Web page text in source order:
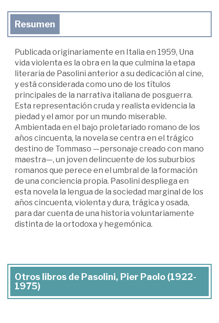
Resumen
Publicada originariamente en Italia en 1959, Una
vida violenta es la obra en la que culmina la etapa
literaria de Pasolini anterior a su dedicación al cine,
y está considerada como uno de los títulos
principales de la narrativa italiana de posguerra.
Esta representación cruda y realista evidencia la
piedad y el amor por un mundo miserable.
Ambientada en el bajo proletariado romano de los
años cincuenta, la novela se centra en el trágico
destino de Tommaso —personaje creado con mano
maestra—, un joven delincuente de los suburbios
romanos que perece en el umbral de la formación
de una conciencia propia. Pasolini despliega en
esta novela la lengua de la sociedad marginal de los
años cincuenta, violenta y dura, trágica y osada,
para dar cuenta de una historia voluntariamente
distinta de la ortodoxa y hegemónica.
Otros libros de Pasolini, Pier Paolo (1922-
1975)